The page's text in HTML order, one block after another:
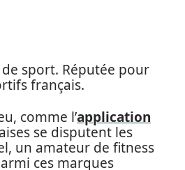
sport. Réputée pour
français.
comme l’application
se disputent les
un amateur de fitness
ces marques